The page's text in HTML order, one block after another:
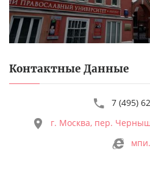
Контактные Данные
7 (495)
г. Москва, пер.